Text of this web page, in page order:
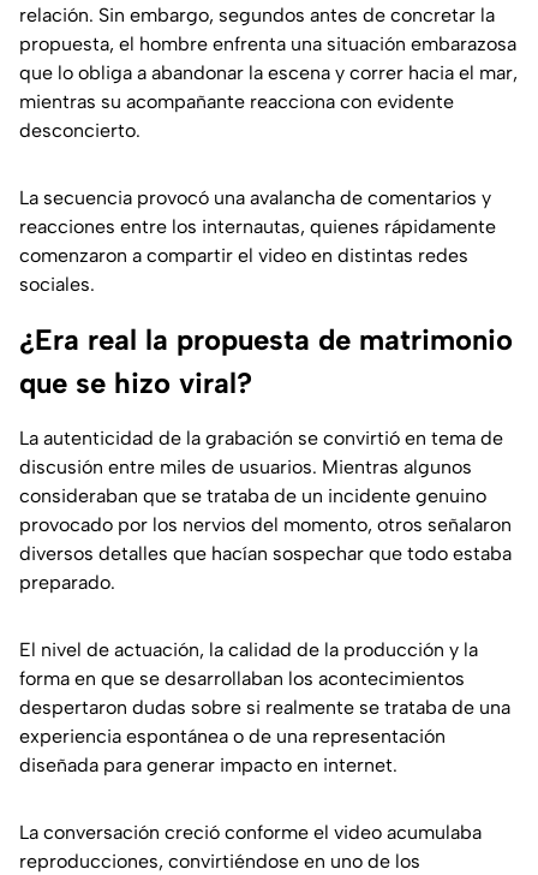
relación. Sin embargo, segundos antes de concretar la
propuesta, el hombre enfrenta una situación embarazosa
que lo obliga a abandonar la escena y correr hacia el mar,
mientras su acompañante reacciona con evidente
desconcierto.
La secuencia provocó una avalancha de comentarios y
reacciones entre los internautas, quienes rápidamente
comenzaron a compartir el video en distintas redes
sociales.
¿Era real la propuesta de matrimonio
que se hizo viral?
La autenticidad de la grabación se convirtió en tema de
discusión entre miles de usuarios. Mientras algunos
consideraban que se trataba de un incidente genuino
provocado por los nervios del momento, otros señalaron
diversos detalles que hacían sospechar que todo estaba
preparado.
El nivel de actuación, la calidad de la producción y la
forma en que se desarrollaban los acontecimientos
despertaron dudas sobre si realmente se trataba de una
experiencia espontánea o de una representación
diseñada para generar impacto en internet.
La conversación creció conforme el video acumulaba
reproducciones, convirtiéndose en uno de los